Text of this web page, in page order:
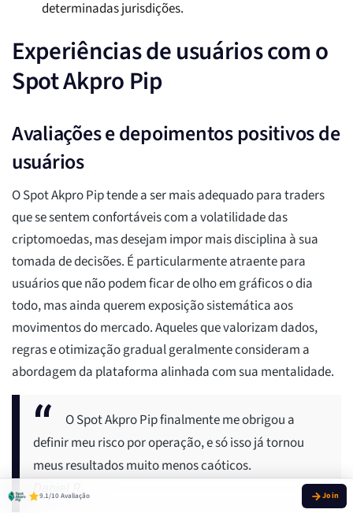
determinadas jurisdições.
Experiências de usuários com o
Spot Akpro Pip
Avaliações e depoimentos positivos de
usuários
O Spot Akpro Pip tende a ser mais adequado para traders
que se sentem confortáveis com a volatilidade das
criptomoedas, mas desejam impor mais disciplina à sua
tomada de decisões. É particularmente atraente para
usuários que não podem ficar de olho em gráficos o dia
todo, mas ainda querem exposição sistemática aos
movimentos do mercado. Aqueles que valorizam dados,
regras e otimização gradual geralmente consideram a
abordagem da plataforma alinhada com sua mentalidade.
O Spot Akpro Pip finalmente me obrigou a
definir meu risco por operação, e só isso já tornou
meus resultados muito menos caóticos.
Daniel R.
9.1/10 Avaliação